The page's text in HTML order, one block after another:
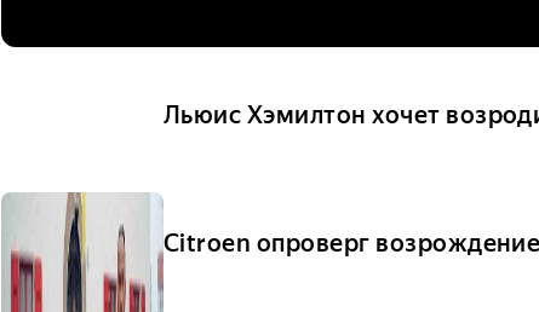
Льюис Хэмилтон хочет
Citroen опроверг